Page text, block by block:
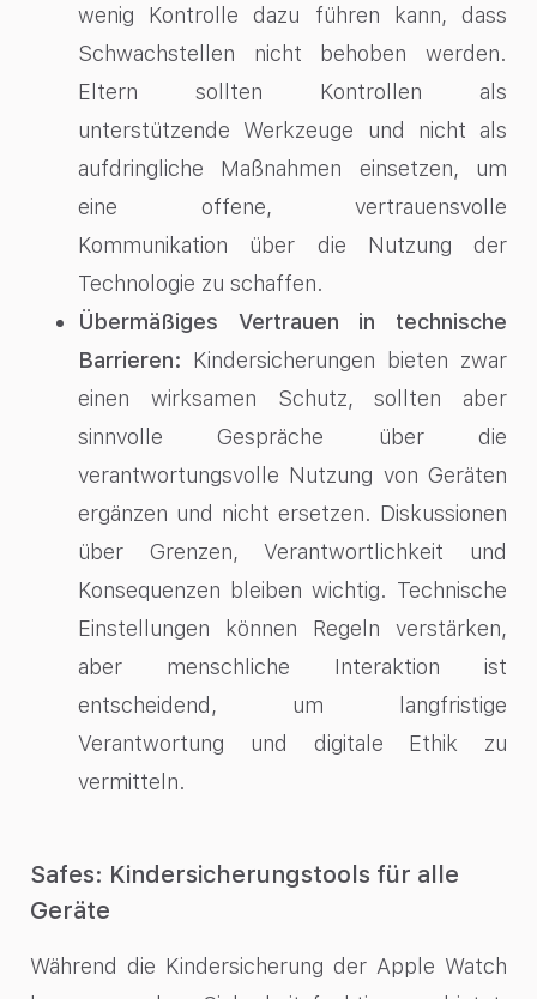
wenig Kontrolle dazu führen kann, dass
Schwachstellen nicht behoben werden.
Eltern sollten Kontrollen als
unterstützende Werkzeuge und nicht als
aufdringliche Maßnahmen einsetzen, um
eine offene, vertrauensvolle
Kommunikation über die Nutzung der
Technologie zu schaffen.
Übermäßiges Vertrauen in technische
Barrieren: Kindersicherungen bieten zwar
einen wirksamen Schutz, sollten aber
sinnvolle Gespräche über die
verantwortungsvolle Nutzung von Geräten
ergänzen und nicht ersetzen. Diskussionen
über Grenzen, Verantwortlichkeit und
Konsequenzen bleiben wichtig. Technische
Einstellungen können Regeln verstärken,
aber menschliche Interaktion ist
entscheidend, um langfristige
Verantwortung und digitale Ethik zu
vermitteln.
Safes: Kindersicherungstools für alle
Geräte
Während die Kindersicherung der Apple Watch